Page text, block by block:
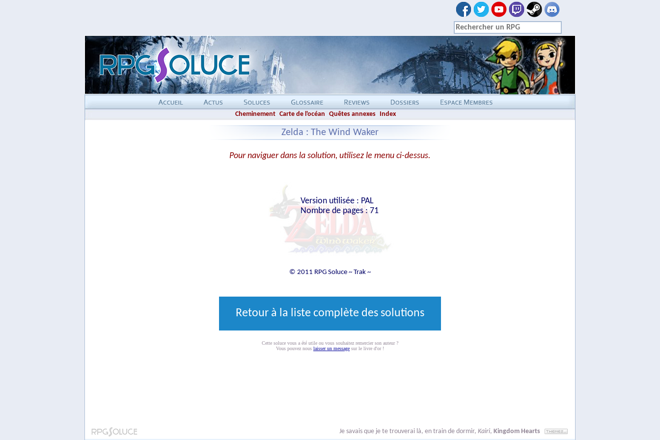
Cheminement Carte de l'océan Quêtes annexes Index
Zelda : The Wind Waker
Pour naviguer dans la solution, utilisez le menu ci-dessus.
Version utilisée : PAL
Nombre de pages : 71
© 2011 RPG Soluce ~ Trak ~
Retour à la liste complète des solutions
Cette soluce vous a été utile ou vous souhaitez remercier son auteur ?
Vous pouvez nous laisser un message sur le livre d'or !
Je savais que je te trouverai là, en train de dormir, Kairi, Kingdom Hearts